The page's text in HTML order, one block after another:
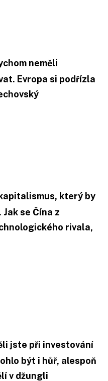
neměli
Evropa si podřízla
který by
se Čína z
rivala,
jste při investování
být i hůř, alespoň
v džungli